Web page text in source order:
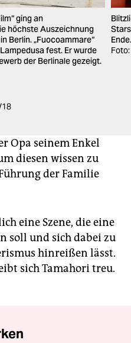
ging an
höchste Auszeichnung
Berlin. „Fuocoammare“
fest. Er wurde
der Berlinale gezeigt.
18
Opa seinem Enkel
diesen wissen zu
der Familie
eine Szene, die eine
soll und sich dabei zu
hinreißen lässt.
sich Tamahori treu.